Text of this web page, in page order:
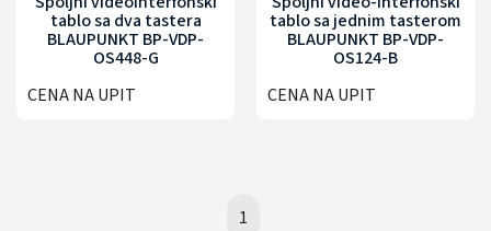
tablo sa dva tastera
BLAUPUNKT BP-VDP-
OS448-G
CENA NA UPIT
tablo sa jednim tasterom
BLAUPUNKT BP-VDP-
OS124-B
CENA NA UPIT
1